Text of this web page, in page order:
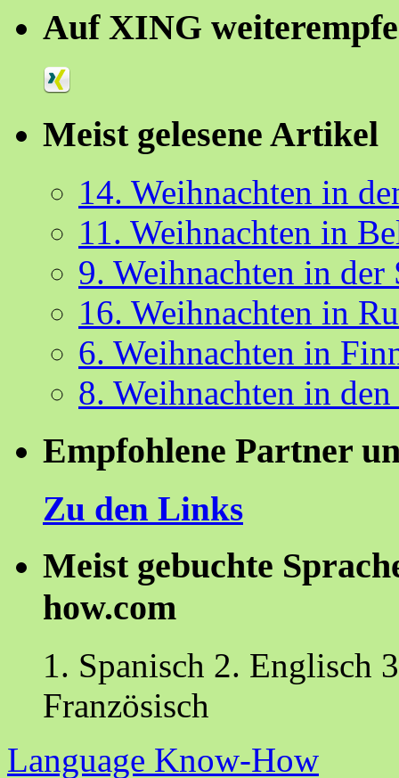
Auf XING
Meist gelesene Artikel
14. Weihnachten in
11. Weihnachten in
9. Weihnachten in der
16. Weihnachten in
6. Weihnachten in
8. Weihnachten in
Empfohlene Partner
Zu den Links
Meist gebuchte
how.com
1. Spanisch 2. Englisch
Französisch
Language Know-How